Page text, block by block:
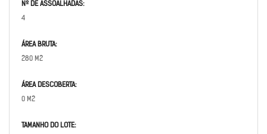
Nº DE ASSOALHADAS:
4
ÁREA BRUTA:
280 M2
ÁREA DESCOBERTA:
0 M2
TAMANHO DO LOTE: